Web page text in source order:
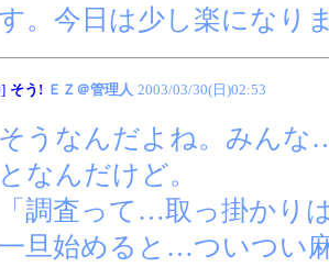
。今日は少し楽になり
そう! ＥＺ＠管理人 2003/03/30(日)02:53
そうなんだよね。みんな
となんだけど。
「調査って…取っ掛かり
一旦始めると…ついつい